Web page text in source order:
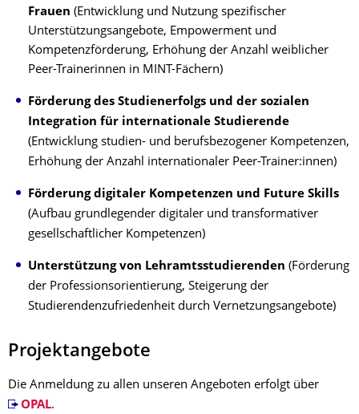
Frauen (Entwicklung und Nutzung spezifischer
Unterstützungsangebote, Empowerment und
Kompetenzförderung, Erhöhung der Anzahl weiblicher
Peer-Trainerinnen in MINT-Fächern)
Förderung des Studienerfolgs und der sozialen
Integration für internationale Studierende
(Entwicklung studien- und berufsbezogener Kompetenzen,
Erhöhung der Anzahl internationaler Peer-Trainer:innen)
Förderung digitaler Kompetenzen und Future Skills
(Aufbau grundlegender digitaler und transformativer
gesellschaftlicher Kompetenzen)
Unterstützung von Lehramtsstudierenden (Förderung
der Professionsorientierung, Steigerung der
Studierendenzufriedenheit durch Vernetzungsangebote)
Projektangebote
Die Anmeldung zu allen unseren Angeboten erfolgt über
OPAL.